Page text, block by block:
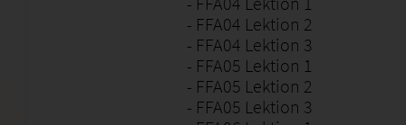
- FFA04 Lektion 2
- FFA04 Lektion 3
- FFA05 Lektion 1
- FFA05 Lektion 2
- FFA05 Lektion 3